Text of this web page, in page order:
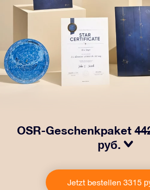
OSR-Geschenkpaket
руб.
Geschenkpaket! Dieses
schönen Umschlag undJetzt bestellen 3315